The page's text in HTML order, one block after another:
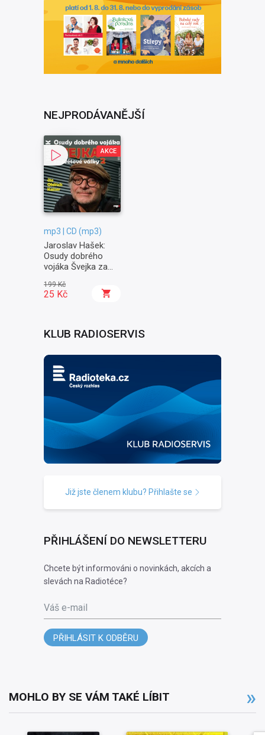
NEJPRODÁVANĚJŠÍ
AKCE
mp3 | CD (mp3)
Jaroslav Hašek:
Osudy dobrého
vojáka Švejka za
Na frontě
199 Kč
25 Kč
KLUB RADIOSERVIS
Již jste členem klubu? Přihlašte se
PŘIHLÁŠENÍ DO NEWSLETTERU
Chcete být informováni o novinkách, akcích a
slevách na Radiotéce?
Váš e-mail
PŘIHLÁSIT K ODBĚRU
MOHLO BY SE VÁM TAKÉ LÍBIT